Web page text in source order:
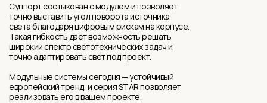
Суппорт состыкован с модулем и позволяет
точно выставить угол поворота источника
света благодаря цифровым рискам на корпусе.
Такая гибкость даёт возможность решать
широкий спектр светотехнических задач и
точно адаптировать свет под проект.
Модульные системы сегодня — устойчивый
европейский тренд, и серия STAR позволяет
реализовать его в вашем проекте.